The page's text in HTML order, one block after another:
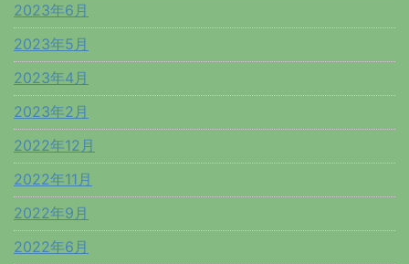
2023年6月
2023年5月
2023年4月
2023年2月
2022年12月
2022年11月
2022年9月
2022年6月